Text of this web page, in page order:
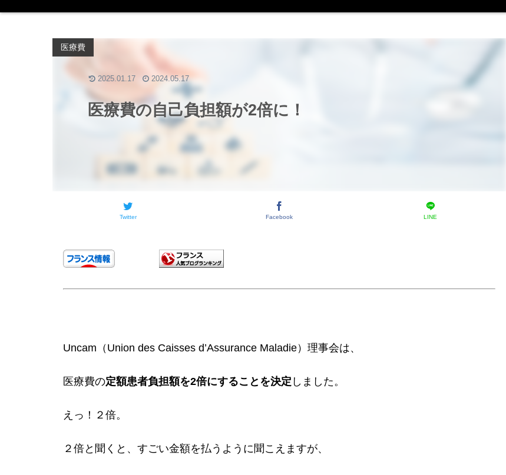
医療費の自己負担額が2倍に！
医療費
Twitter Facebook LINE
2025.01.17 2024.05.17
Uncam（Union des Caisses d’Assurance Maladie）理事会は、
医療費の定額患者負担額を2倍にすることを決定 しました。
えっ！２倍。
２倍と聞くと、すごい金額を払うように聞こえますが、